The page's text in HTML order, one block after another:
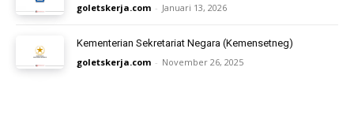
goletskerja.com - Januari 13, 2026
Kementerian Sekretariat Negara (Kemensetneg)
goletskerja.com - November 26, 2025